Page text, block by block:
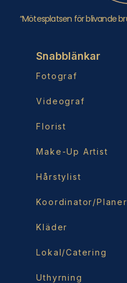
“Mötesplatsen för blivande
Snabblänkar
Fotograf
Videograf
Florist
Make-Up Artist
Hårstylist
Koordinator/
Kläder
Lokal/Catering
Uthyrning